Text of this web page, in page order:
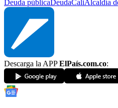
Deuda públicaDeudaCaliAlcaldía
Descarga la APPElPaís.com.co: